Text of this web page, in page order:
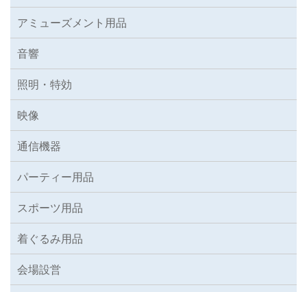
アミューズメント用品
音響
照明・特効
映像
通信機器
パーティー用品
スポーツ用品
着ぐるみ用品
会場設営